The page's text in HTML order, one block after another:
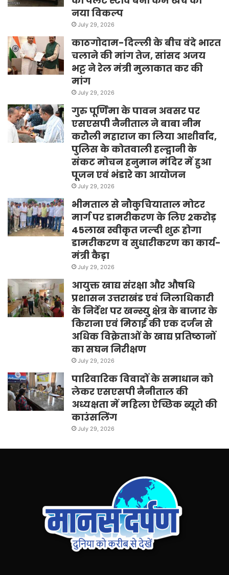
नया विकल्प
July 29, 2026
काठगोदाम-दिल्ली के बीच वंदे भारत
चलाने की मांग तेज, सांसद अजय
भट्ट ने रेल मंत्री मुलाकात कर की
मांग
July 29, 2026
गुरु पूर्णिमा के पावन अवसर पर
एसएसपी नैनीताल ने बाबा नीम
करौली महाराज का लिया आशीर्वाद,
पुलिस के कोतवाली हल्द्वानी के
संकट मोचन हनुमान मंदिर में हुआ
पूजन एवं भंडारे का आयोजन
July 29, 2026
भीमताल से नौकुचियाताल मोटर
मार्ग पर डामरीकरण के लिए 2करोड़
45लाख स्वीकृत जल्दी शुरू होगा
डामरीकरण व सुधारीकरण का कार्य-
मंत्री कैड़ा
July 29, 2026
आयुक्त खाद्य संरक्षा और औषधि
प्रशासन उत्तराखंड एवं जिलाधिकारी
के निर्देश पर खन्स्यु क्षेत्र के बाजार के
किराना एवं मिठाई की एक दर्जन से
अधिक विक्रेताओं के खाद्य प्रतिष्ठानों
का सघन निरीक्षण
July 29, 2026
पारिवारिक विवादों के समाधान को
लेकर एसएसपी नैनीताल की
अध्यक्षता में महिला ऐच्छिक ब्यूरो की
काउंसलिंग
July 29, 2026